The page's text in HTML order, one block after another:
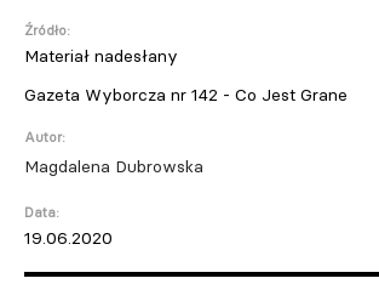
Źródło:
Materiał nadesłany
Gazeta Wyborcza nr 142 - Co Jest Grane
Autor:
Magdalena Dubrowska
Data:
19.06.2020